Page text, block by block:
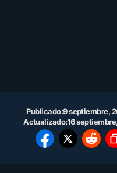
Publicado:9 septiembre,
Actualizado:16